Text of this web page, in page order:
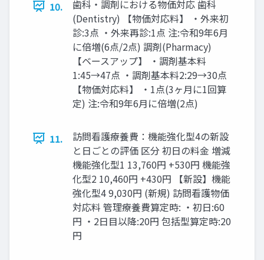
10.
歯科・調剤における物価対応 歯科
(Dentistry) 【物価対応料】 ・外来初
診:3点 ・外来再診:1点 注:令和9年6月
に倍増(6点/2点) 調剤(Pharmacy)
【ベースアップ】 ・調剤基本料
1:45→47点 ・調剤基本料2:29→30点
【物価対応料】 ・1点(3ヶ月に1回算
定) 注:令和9年6月に倍増(2点)
11.
訪問看護療養費：機能強化型4の新設
と日ごとの評価 区分 初日の料金 増減
機能強化型1 13,760円 +530円 機能強
化型2 10,460円 +430円 【新設】機能
強化型4 9,030円 (新規) 訪問看護物価
対応料 管理療養費算定時: ・初日:60
円 ・2日目以降:20円 包括型算定時:20
円